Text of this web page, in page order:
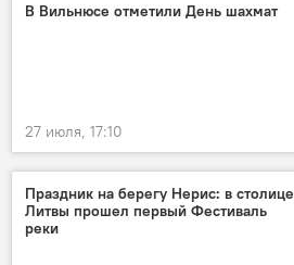
В Вильнюсе отметили День шахмат
27 июля, 17:10
Праздник на берегу Нерис: в столице
Литвы прошел первый Фестиваль
реки